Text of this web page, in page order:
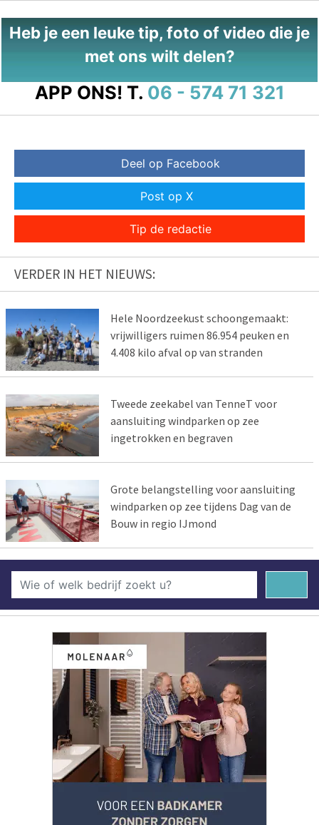
Heb je een leuke tip, foto of video die je
met ons wilt delen?
APP ONS! T. 06 - 574 71 321
Deel op Facebook
Post op X
Tip de redactie
VERDER IN HET NIEUWS:
Hele Noordzeekust schoongemaakt:
vrijwilligers ruimen 86.954 peuken en
4.408 kilo afval op van stranden
Tweede zeekabel van TenneT voor
aansluiting windparken op zee
ingetrokken en begraven
Grote belangstelling voor aansluiting
windparken op zee tijdens Dag van de
Bouw in regio IJmond